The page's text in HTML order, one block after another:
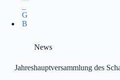
News
Jahreshauptversammlung des